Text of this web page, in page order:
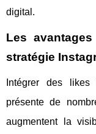
digital.
Les
stratégie
Intégrer des
présente de
augmentent la